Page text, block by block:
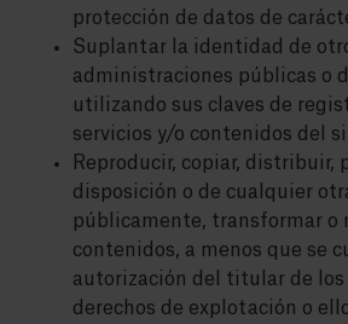
protección de datos de
Suplantar la identidad de
administraciones públicas o
utilizando sus claves de
servicios y/o contenidos del
Reproducir, copiar, distribuir,
disposición o de cualquier
públicamente, transformar o
contenidos, a menos que se
autorización del titular de los
derechos de explotación o